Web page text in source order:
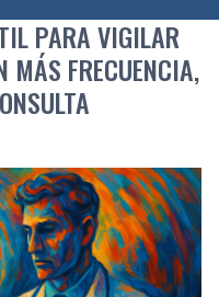
PARA VIGILAR
MÁS FRECUENCIA,